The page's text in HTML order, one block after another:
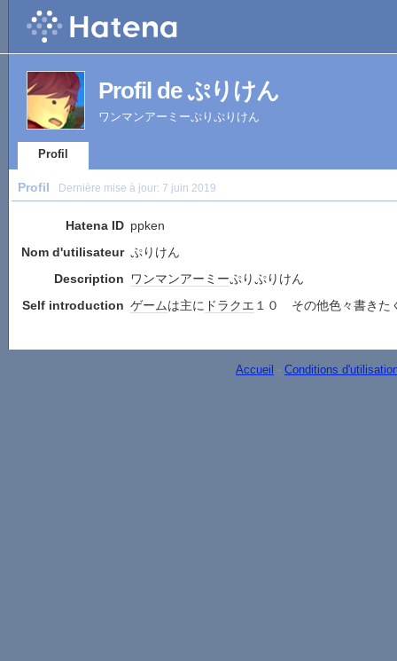
Profil de ぷりけん
ワンマンアーミーぷりぷりけん
Profil
Profil Dernière mise à jour: 7 juin 2019
Hatena ID ppken
Nom d'utilisateur ぷりけん
Description
ワンマンアーミーぷりぷりけん
Self introduction ゲームは主に ドラクエ １０ その他色々書きた
Accueil - Conditions